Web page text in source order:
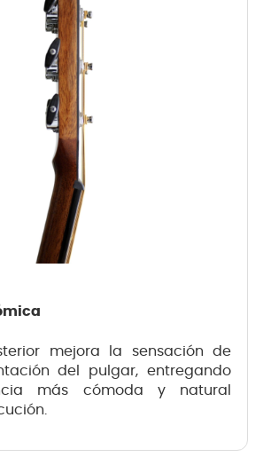
mejora la sensación de
del pulgar, entregando
más cómoda y natural